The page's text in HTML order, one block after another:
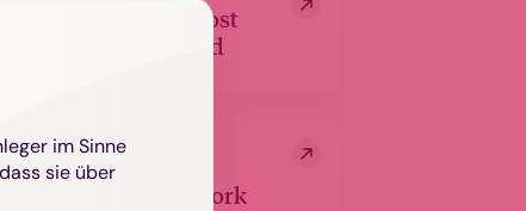
HANSApost
Megatrend
Proud@work
im Sinne
sie über